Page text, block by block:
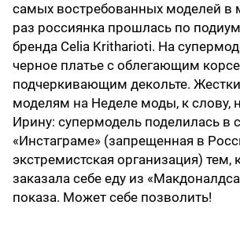
самых востребованных моделей в
раз россиянка прошлась по
бренда Celia Kritharioti. На
черное платье с облегающим
подчеркивающим декольте.
моделям на Неделе моды, к слову,
Ирину: супермодель поделилась в
«Инстаграме» (запрещенная в
экстремистская организация) тем,
заказала себе еду из
показа. Может себе позволить!